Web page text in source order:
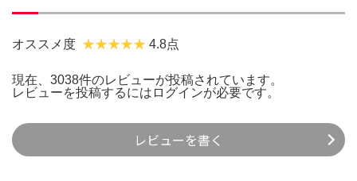
オススメ度 4.8点
現在、3038件のレビューが投稿されています。
レビューを投稿するには ログインが必要です。
レビューを書く